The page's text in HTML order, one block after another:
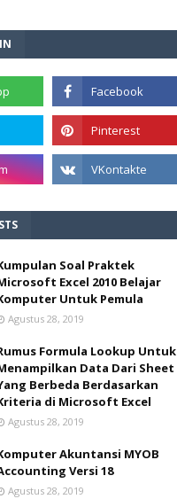
Soal Praktek
Excel 2010 Belajar
Untuk Pemula
Agustus 28, 2019
Formula Lookup Untuk
Data Dari Sheet
Berbeda Berdasarkan
di Microsoft Excel
Agustus 28, 2019
Akuntansi MYOB
Versi 18
Agustus 28, 2019